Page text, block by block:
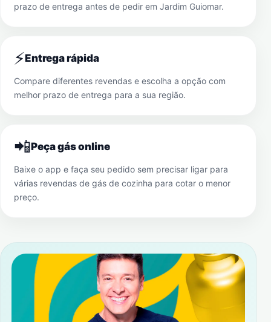
prazo de entrega antes de pedir em Jardim Guiomar.
⚡Entrega rápida
Compare diferentes revendas e escolha a opção com
melhor prazo de entrega para a sua região.
📲Peça gás online
Baixe o app e faça seu pedido sem precisar ligar para
várias revendas de gás de cozinha para cotar o menor
preço.